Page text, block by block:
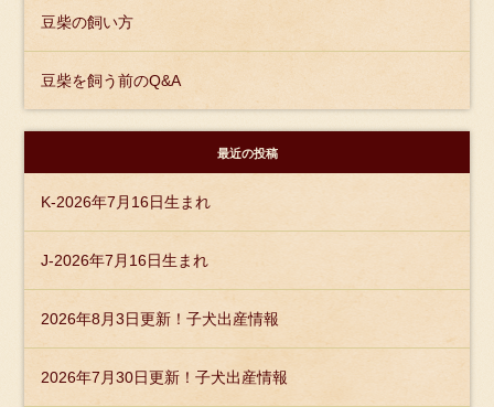
豆柴の飼い方
豆柴を飼う前のQ&A
最近の投稿
K-2026年7月16日生まれ
J-2026年7月16日生まれ
2026年8月3日更新！子犬出産情報
2026年7月30日更新！子犬出産情報